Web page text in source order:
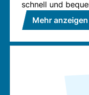
schnell und
Mehr anzeigen